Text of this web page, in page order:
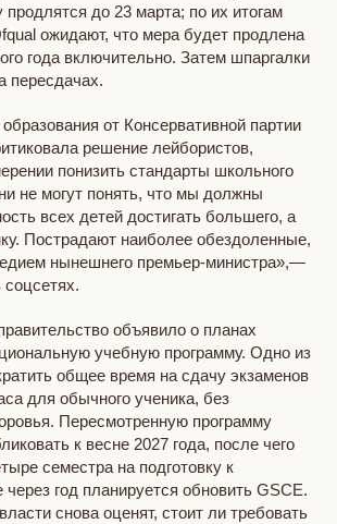
продлятся до 23 марта; по их итогам
ожидают, что мера будет продлена
года включительно. Затем шпаргалки
пересдачах.
от Консервативной партии
решение лейбористов,
понизить стандарты школьного
не могут понять, что мы должны
всех детей достигать большего, а
Пострадают наиболее обездоленные,
нынешнего премьер-министра»,—
соцсетях.
объявило о планах
учебную программу. Одно из
общее время на сдачу экзаменов
для обычного ученика, без
Пересмотренную программу
к весне 2027 года, после чего
семестра на подготовку к
год планируется обновить GSCE.
снова оценят, стоит ли требовать